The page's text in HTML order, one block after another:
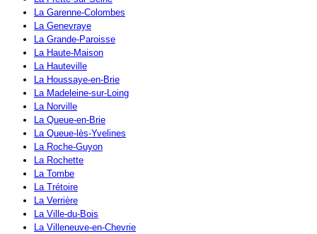
La Garenne-Colombes
La Genevraye
La Grande-Paroisse
La Haute-Maison
La Hauteville
La Houssaye-en-Brie
La Madeleine-sur-Loing
La Norville
La Queue-en-Brie
La Queue-lès-Yvelines
La Roche-Guyon
La Rochette
La Tombe
La Trétoire
La Verrière
La Ville-du-Bois
La Villeneuve-en-Chevrie